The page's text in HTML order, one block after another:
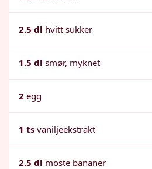
2.5 dl hvitt sukker
1.5 dl smør, myknet
2 egg
1 ts vaniljeekstrakt
2.5 dl moste bananer